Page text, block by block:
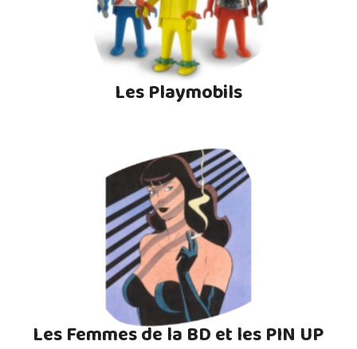
Les Playmobils
Les Femmes de la BD et les PIN UP